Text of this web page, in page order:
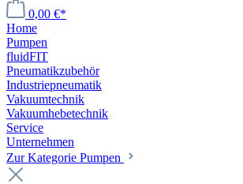
0,00 €*
Home
Pumpen
fluidFIT
Pneumatikzubehör
Industriepneumatik
Vakuumtechnik
Vakuumhebetechnik
Service
Unternehmen
Zur Kategorie Pumpen